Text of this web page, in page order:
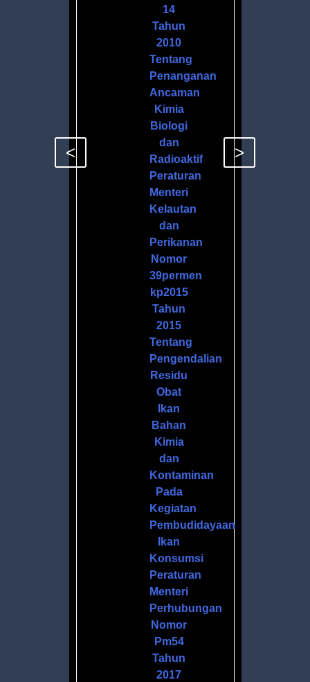
14
Tahun
2010
Tentang
Penanganan
Ancaman
Kimia
Biologi
dan
Radioaktif
Peraturan
Menteri
Kelautan
dan
Perikanan
Nomor
39permen
kp2015
Tahun
2015
Tentang
Pengendalian
Residu
Obat
Ikan
Bahan
Kimia
dan
Kontaminan
Pada
Kegiatan
Pembudidayaan
Ikan
Konsumsi
Peraturan
Menteri
Perhubungan
Nomor
Pm54
Tahun
2017
< >